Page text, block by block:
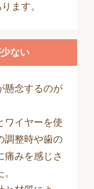
ます。
ない
懸念するのが
ワイヤーを使
調整時や歯の
痛みを感じさ